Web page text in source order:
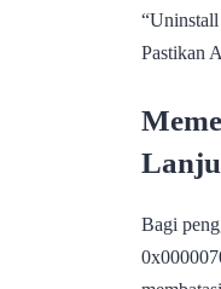
Pastikan
Bagi